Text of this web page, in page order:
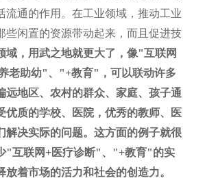
流通的作用。在工业领域，推动工业
些闲置的资源带动起来，而且促进技
域，用武之地就更大了，像"互联网
老助幼"、 "+教育" ，可以联动许多
远地区、农村的群众、家庭、孩子通
优质的学校、医院，优秀的教师、医
解决实际的问题。这方面的例子就很
"互联网+医疗诊断"、 "+教育"的实
放着市场的活力和社会的创造力。